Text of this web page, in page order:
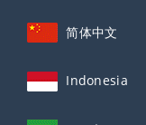
简体中文
Indonesia